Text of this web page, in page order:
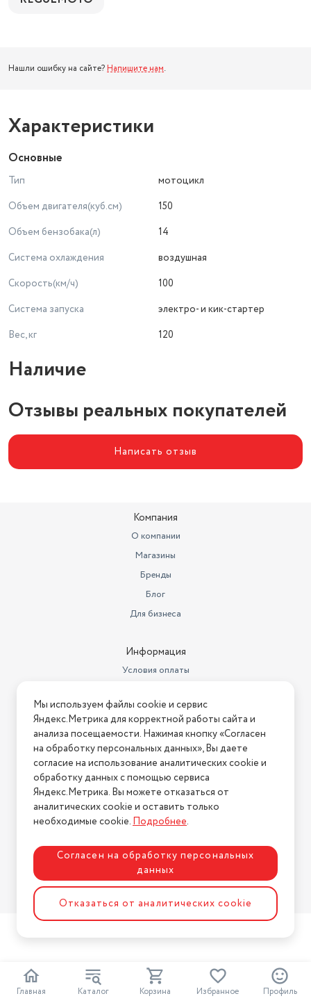
Главная Каталог Корзина Избранное Профиль
Нашли ошибку на сайте? Напишите нам.
Характеристики
Основные
Тип
мотоцикл
Объем двигателя(куб.см)
150
Объем бензобака(л)
14
Система охлаждения
воздушная
Скорость(км/ч)
100
Система запуска
электро- и кик-стартер
Вес, кг
120
Наличие
Отзывы реальных покупателей
Написать отзыв
Компания
О компании
Магазины
Бренды
Блог
Для бизнеса
Информация
Условия оплаты
Условия возврата
Нашли ошибку на сайте? Напишите нам
2026 © Интернет-магазин "АстМаркет". У нас есть всё!
Политика конфиденциальности
Разработка сайтаASTDESIGN
Мы используем файлы cookie и сервис
Яндекс.Метрика для корректной работы сайта и
анализа посещаемости. Нажимая кнопку «Согласен
на обработку персональных данных», Вы даете
согласие на использование аналитических cookie и
обработку данных с помощью сервиса
Яндекс.Метрика. Вы можете отказаться от
аналитических cookie и оставить только
необходимые cookie.Подробнее.
Согласен на обработку персональных
данных
Отказаться от аналитических cookie